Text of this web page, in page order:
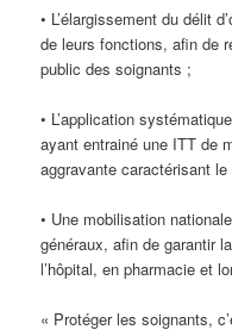
• L’élargissement du délit
de leurs fonctions, afin de
public des soignants ;
• L’application
ayant entrainé une ITT de
aggravante caractérisant le
• Une mobilisation
généraux, afin de garantir
l’hôpital, en pharmacie et
« Protéger les soignants,